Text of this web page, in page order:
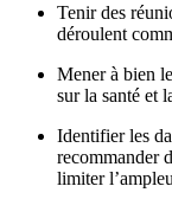
Tenir des
déroulent
Mener à bien
sur la santé et
Identifier les
recommander
limiter